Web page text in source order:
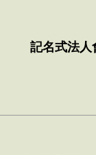
記名式法人